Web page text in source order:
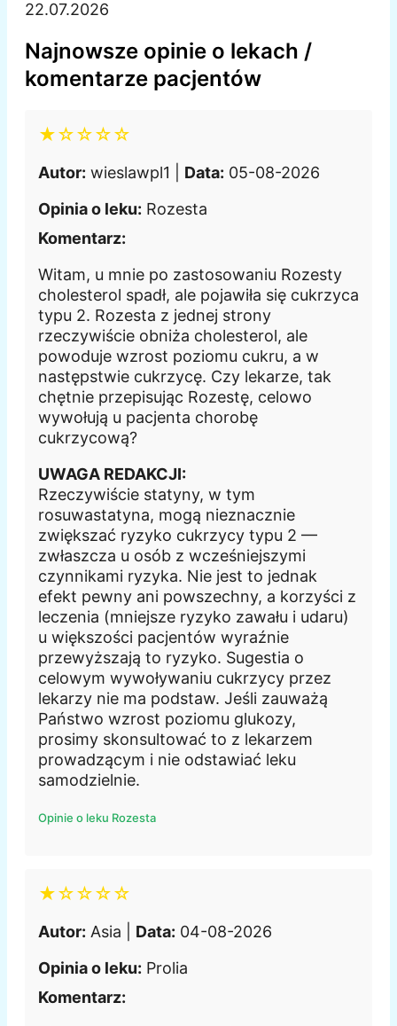
22.07.2026
Najnowsze opinie o lekach /
komentarze pacjentów
★☆☆☆☆
Autor: wieslawpl1 | Data: 05-08-2026
Opinia o leku: Rozesta
Komentarz:
Witam, u mnie po zastosowaniu Rozesty
cholesterol spadł, ale pojawiła się cukrzyca
typu 2. Rozesta z jednej strony
rzeczywiście obniża cholesterol, ale
powoduje wzrost poziomu cukru, a w
następstwie cukrzycę. Czy lekarze, tak
chętnie przepisując Rozestę, celowo
wywołują u pacjenta chorobę
cukrzycową?
UWAGA REDAKCJI:
Rzeczywiście statyny, w tym
rosuwastatyna, mogą nieznacznie
zwiększać ryzyko cukrzycy typu 2 —
zwłaszcza u osób z wcześniejszymi
czynnikami ryzyka. Nie jest to jednak
efekt pewny ani powszechny, a korzyści z
leczenia (mniejsze ryzyko zawału i udaru)
u większości pacjentów wyraźnie
przewyższają to ryzyko. Sugestia o
celowym wywoływaniu cukrzycy przez
lekarzy nie ma podstaw. Jeśli zauważą
Państwo wzrost poziomu glukozy,
prosimy skonsultować to z lekarzem
prowadzącym i nie odstawiać leku
samodzielnie.
Opinie o leku Rozesta
★☆☆☆☆
Autor: Asia | Data: 04-08-2026
Opinia o leku: Prolia
Komentarz: